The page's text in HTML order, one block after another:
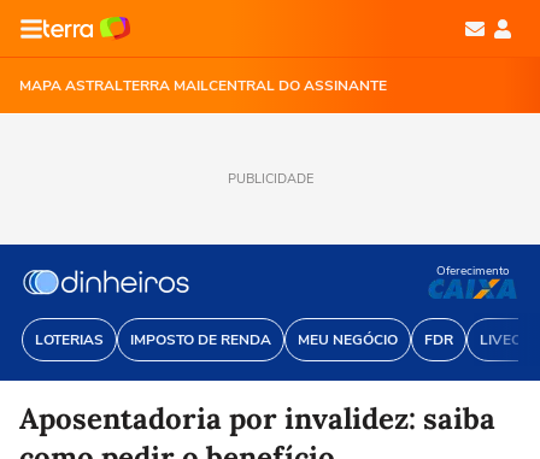
MAPA ASTRALTERRA MAILCENTRAL DO ASSINANTE
PUBLICIDADE
LOTERIAS IMPOSTO DE RENDA MEU NEGÓCIO FDR
Oferecimento
Aposentadoria por invalidez: saiba